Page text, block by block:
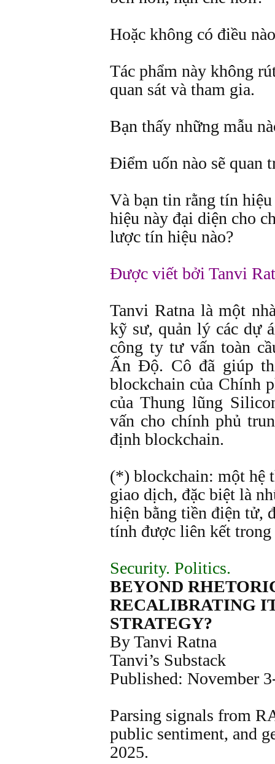
Hoặc không có điều
Tác phẩm này không
quan sát và tham gia.
Bạn thấy những mẫu
Điểm uốn nào sẽ quan
Và bạn tin rằng tín
hiệu này đại diện cho
lược tín hiệu nào?
Được viết bởi Tanvi
Tanvi Ratna là một
kỹ sư, quản lý các dự
công ty tư vấn toàn
Ấn Độ. Cô đã giúp
blockchain của Chính
của Thung lũng
vấn cho chính phủ
định blockchain.
(*) blockchain: một hệ
giao dịch, đặc biệt là
hiện bằng tiền điện tử,
tính được liên kết trong
Security. Politics.
BEYOND
RECALIBRATING
STRATEGY?
By Tanvi Ratna
Tanvi’s Substack
Published: November
Parsing signals from
public sentiment, and
2025.